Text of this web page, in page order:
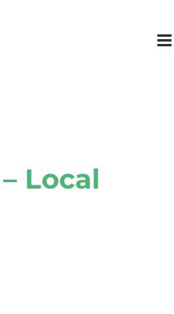
Local